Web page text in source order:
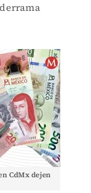
CdMx dejen